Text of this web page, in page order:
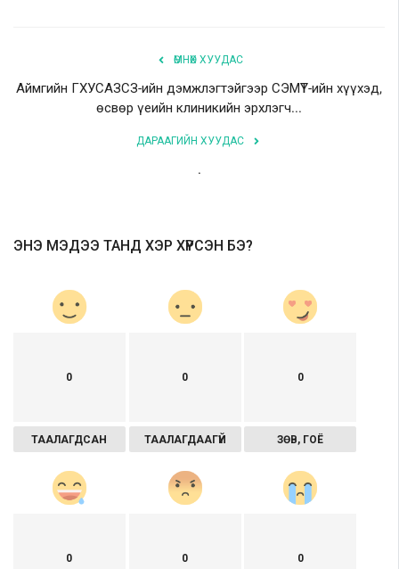
ӨМНӨХ ХУУДАС
Аймгийн ГХУСАЗСЗ-ийн дэмжлэгтэйгээр СЭМҮТ-ийн хүүхэд,
өсвөр үеийн клиникийн эрхлэгч...
ДАРААГИЙН ХУУДАС
.
ЭНЭ МЭДЭЭ ТАНД ХЭР ХҮРСЭН БЭ?
0
ТААЛАГДСАН
0
ТААЛАГДААГҮЙ
0
ЗӨВ, ГОЁ
0 0 0